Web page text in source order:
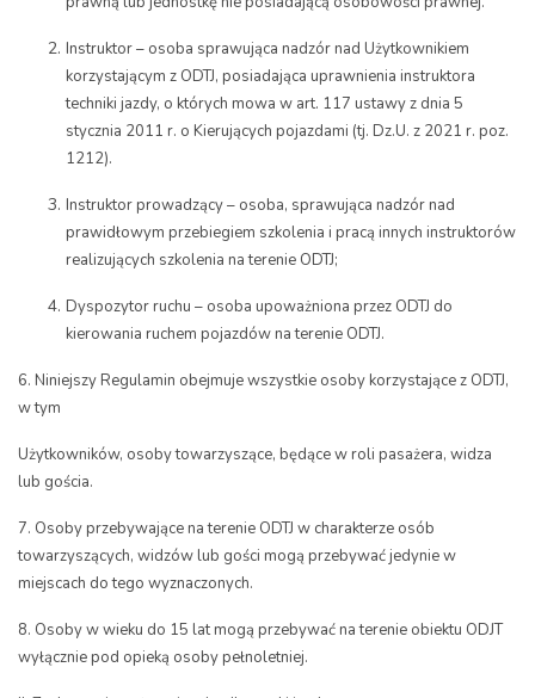
Instruktor – osoba sprawująca nadzór nad Użytkownikiem
korzystającym z ODTJ, posiadająca uprawnienia instruktora
techniki jazdy, o których mowa w art. 117 ustawy z dnia 5
stycznia 2011 r. o Kierujących pojazdami (tj. Dz.U. z 2021 r. poz.
1212).
Instruktor prowadzący – osoba, sprawująca nadzór nad
prawidłowym przebiegiem szkolenia i pracą innych instruktorów
realizujących szkolenia na terenie ODTJ;
Dyspozytor ruchu – osoba upoważniona przez ODTJ do
kierowania ruchem pojazdów na terenie ODTJ.​
6. Niniejszy Regulamin obejmuje wszystkie osoby korzystające z ODTJ,
w tym
Użytkowników, osoby towarzyszące, będące w roli pasażera, widza
lub gościa.
7. Osoby przebywające na terenie ODTJ w charakterze osób
towarzyszących, widzów lub gości mogą przebywać jedynie w
miejscach do tego wyznaczonych.
8. Osoby w wieku do 15 lat mogą przebywać na terenie obiektu ODJT
wyłącznie pod opieką osoby pełnoletniej.